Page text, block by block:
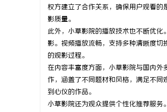
权方建立了合作关系，确保用户观看
影质量。
此外，小草影院的播放技术也不断优
影。视频播放流畅，支持多种清晰度
的观影过程。
在内容丰富度方面，小草影院与国内
作，涵盖了不同题材和风格，满足不
到心仪的作品。
小草影院还为观众提供个性化推荐服